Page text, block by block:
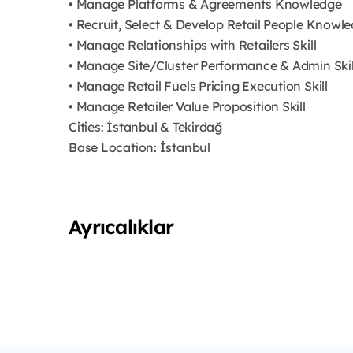
• Manage Platforms & Agreements Knowledge
• Recruit, Select & Develop Retail People
• Manage Relationships with Retailers Skill
• Manage Site/Cluster Performance & Admin
• Manage Retail Fuels Pricing Execution Skill
• Manage Retailer Value Proposition Skill
Cities: İstanbul & Tekirdağ
Base Location: İstanbul
Ayrıcalıklar